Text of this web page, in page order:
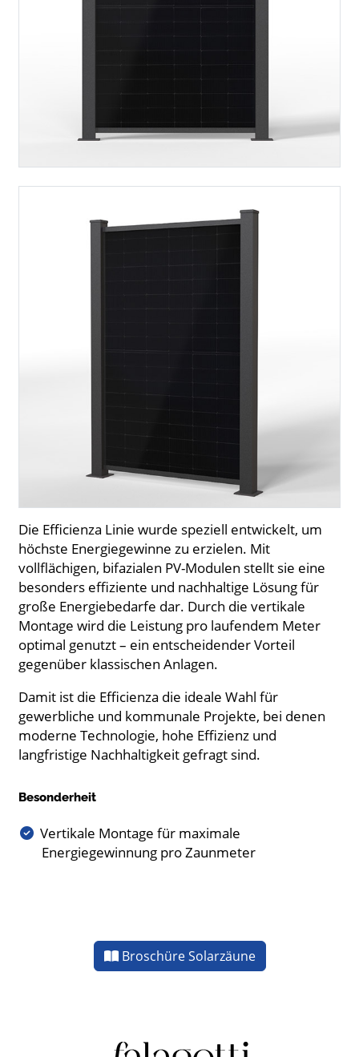
Die Efficienza Linie wurde speziell entwickelt, um
höchste Energiegewinne zu erzielen. Mit
vollflächigen, bifazialen PV-Modulen stellt sie eine
besonders effiziente und nachhaltige Lösung für
große Energiebedarfe dar. Durch die vertikale
Montage wird die Leistung pro laufendem Meter
optimal genutzt – ein entscheidender Vorteil
gegenüber klassischen Anlagen.
Damit ist die Efficienza die ideale Wahl für
gewerbliche und kommunale Projekte, bei denen
moderne Technologie, hohe Effizienz und
langfristige Nachhaltigkeit gefragt sind.
Besonderheit
Vertikale Montage für maximale
Energiegewinnung pro Zaunmeter
Broschüre Solarzäune